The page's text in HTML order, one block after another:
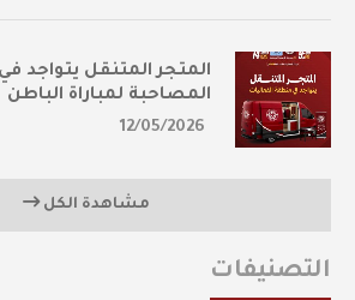
المتجر المتنقل يتواجد
المصاحبة لمباراة الباطن
12/05/2026
مشاهدة الكل
التصنيفات